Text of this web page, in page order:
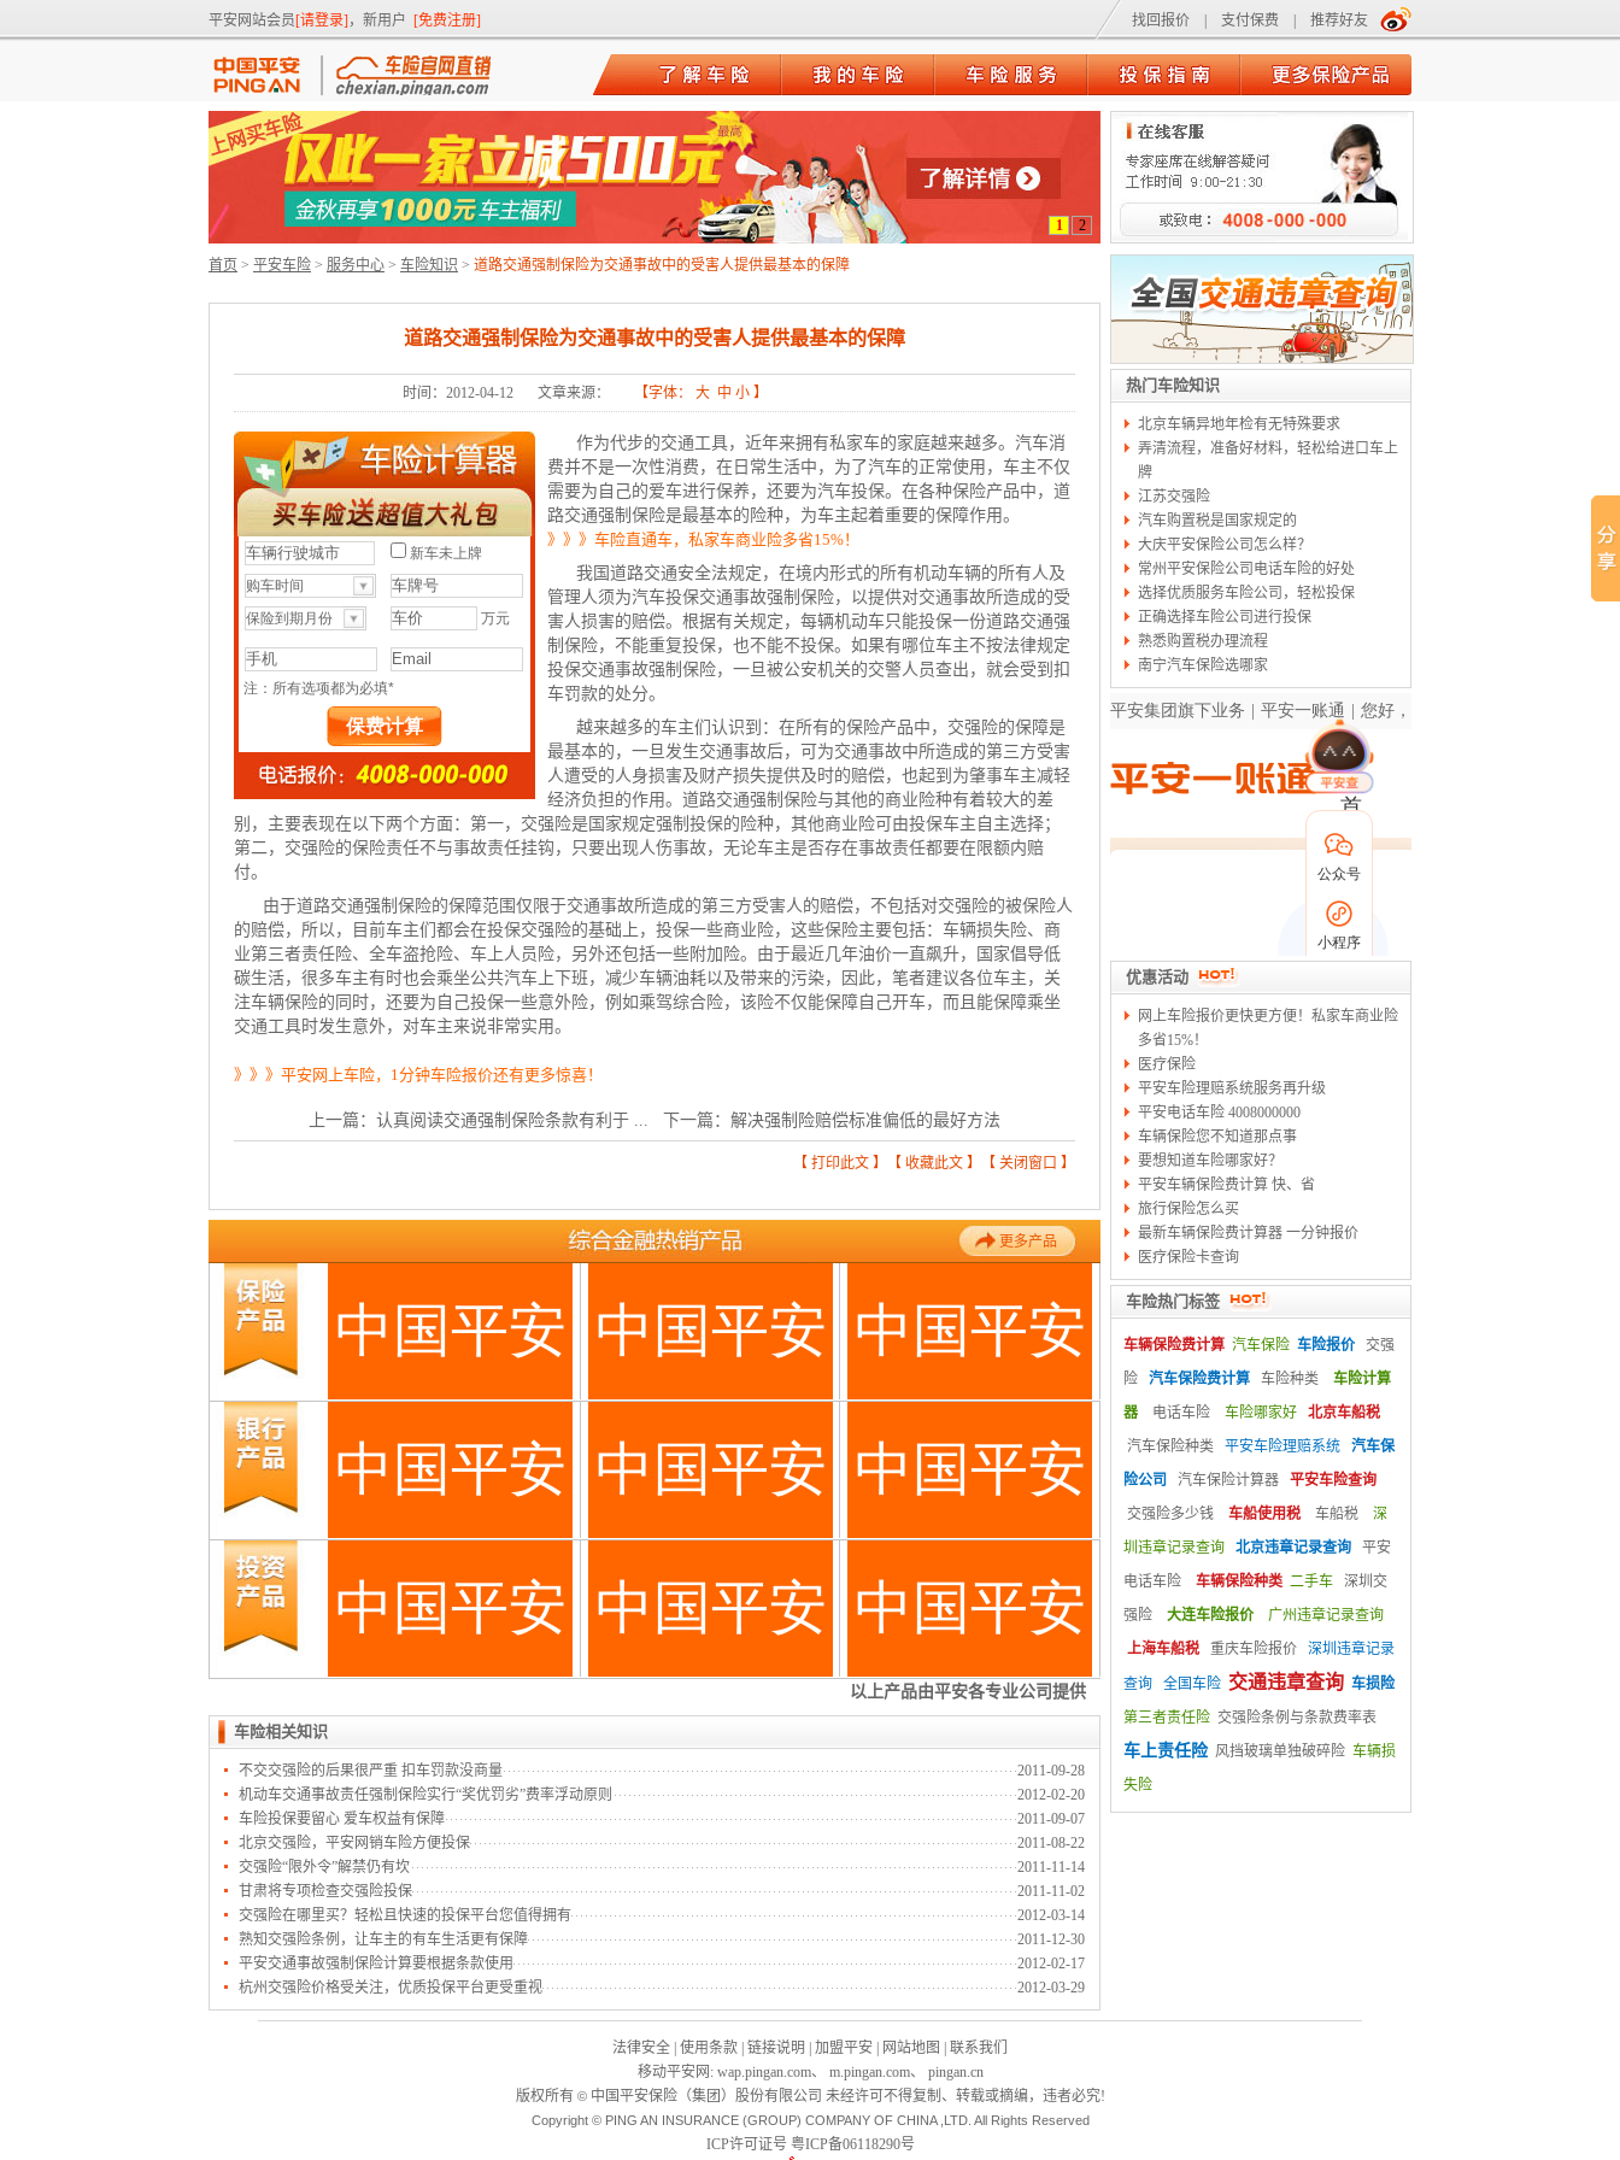
平安网站会员[请登录] ，新用户 [免费注册] 找回报价 支付保费 推荐好友
热门车险知识
北京车辆异地年检有无特殊要求
弄清流程，准备好材料，轻松给进口车上
牌
江苏交强险
汽车购置税是国家规定的
大庆平安保险公司怎么样？
常州平安保险公司电话车险的好处
选择优质服务车险公司，轻松投保
正确选择车险公司进行投保
熟悉购置税办理流程
南宁汽车保险选哪家
优惠活动
网上车险报价更快更方便！私家车商业险
多省15%！
医疗保险
平安车险理赔系统服务再升级
平安电话车险 4008000000
车辆保险您不知道那点事
要想知道车险哪家好？
平安车辆保险费计算 快、省
旅行保险怎么买
最新车辆保险费计算器 一分钟报价
医疗保险卡查询
车险热门标签
车辆保险费计算 汽车保险 车险报价
交强
险
汽车保险费计算 车险种类
车险计算
器
电话车险 车险哪家好
北京车船税
汽车保险种类
平安车险理赔系统
汽车保
险公司
汽车保险计算器
平安车险查询
交强险多少钱
车船使用税 车船税
深
圳违章记录查询
北京违章记录查询
平安
电话车险
车辆保险种类 二手车
深圳交
强险
大连车险报价
广州违章记录查询
上海车船税
重庆车险报价 深圳违章记录
查询 全国车险 交通违章查询 车损险
第三者责任险 交强险条例与条款费率表
车上责任险 风挡玻璃单独破碎险 车辆损
失险
1 2
首页 > 平安车险 > 服务中心 > 车险知识 > 道路交通强制保险为交通事故中的受害人提供最基本的保障
道路交通强制保险为交通事故中的受害人提供最基本的保障
时间：2012-04-12 文章来源： 【字体： 大 中 小 】
作为代步的交通工具，近年来拥有私家车的家庭越来越多。汽车消
费并不是一次性消费，在日常生活中，为了汽车的正常使用，车主不仅
需要为自己的爱车进行保养，还要为汽车投保。在各种保险产品中，道
路交通强制保险是最基本的险种，为车主起着重要的保障作用。
》》》车险直通车，私家车商业险多省15%！
我国道路交通安全法规定，在境内形式的所有机动车辆的所有人及
管理人须为汽车投保交通事故强制保险，以提供对交通事故所造成的受
害人损害的赔偿。根据有关规定，每辆机动车只能投保一份道路交通强
制保险，不能重复投保，也不能不投保。如果有哪位车主不按法律规定
投保交通事故强制保险，一旦被公安机关的交警人员查出，就会受到扣
车罚款的处分。
越来越多的车主们认识到：在所有的保险产品中，交强险的保障是
最基本的，一旦发生交通事故后，可为交通事故中所造成的第三方受害
人遭受的人身损害及财产损失提供及时的赔偿，也起到为肇事车主减轻
经济负担的作用。道路交通强制保险与其他的商业险种有着较大的差
别，主要表现在以下两个方面：第一，交强险是国家规定强制投保的险种，其他商业险可由投保车主自主选择；
第二，交强险的保险责任不与事故责任挂钩，只要出现人伤事故，无论车主是否存在事故责任都要在限额内赔
付。
由于道路交通强制保险的保障范围仅限于交通事故所造成的第三方受害人的赔偿，不包括对交强险的被保险人
的赔偿，所以，目前车主们都会在投保交强险的基础上，投保一些商业险，这些保险主要包括：车辆损失险、 商
业第三者责任险、全车盗抢险、车上人员险，另外还包括一些附加险。由于最近几年油价一直飙升，国家倡导低
碳生活，很多车主有时也会乘坐公共汽车上下班，减少车辆油耗以及带来的污染，因此，笔者建议各位车主，关
注车辆保险的同时，还要为自己投保一些意外险，例如乘驾综合险，该险不仅能保障自己开车，而且能保障乘坐
交通工具时发生意外，对车主来说非常实用。
》》》平安网上车险，1分钟车险报价还有更多惊喜！
上一篇： 认真阅读交通强制保险条款有利于 ... 下一篇： 解决强制险赔偿标准偏低的最好方法
【 打印此文 】【 收藏此文 】【 关闭窗口 】
车险相关知识
不交交强险的后果很严重 扣车罚款没商量
2011-09-28
机动车交通事故责任强制保险实行“奖优罚劣”费率浮动原则
2012-02-20
车险投保要留心 爱车权益有保障
2011-09-07
北京交强险，平安网销车险方便投保
2011-08-22
交强险“限外令”解禁仍有坎
2011-11-14
甘肃将专项检查交强险投保
2011-11-02
交强险在哪里买？轻松且快速的投保平台您值得拥有
2012-03-14
熟知交强险条例，让车主的有车生活更有保障
2011-12-30
平安交通事故强制保险计算要根据条款使用
2012-02-17
杭州交强险价格受关注，优质投保平台更受重视
2012-03-29
法律安全 使用条款 链接说明 加盟平安 网站地图
联系我们
移动平安网 : wap.pingan.com、 m.pingan.com、 pingan.cn
版权所有 ©中国平安保险（集团）股份有限公司 未经许可不得复制、转载或摘编，违者必究!
Copyright © PING AN INSURANCE (GROUP) COMPANY OF CHINA ,LTD. All Rights Reserved
ICP许可证号 粤ICP备06118290号